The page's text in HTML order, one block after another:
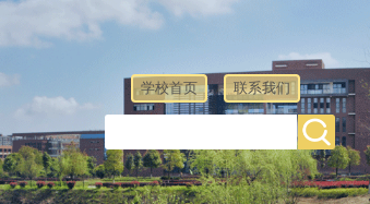
联系我们
学校首页